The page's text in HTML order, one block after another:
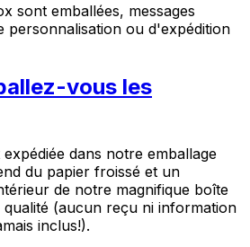
sont emballées, messages
personnalisation ou d'expédition
vous les
dans notre emballage
du papier froissé et un
de notre magnifique boîte
(aucun reçu ni information
inclus!).